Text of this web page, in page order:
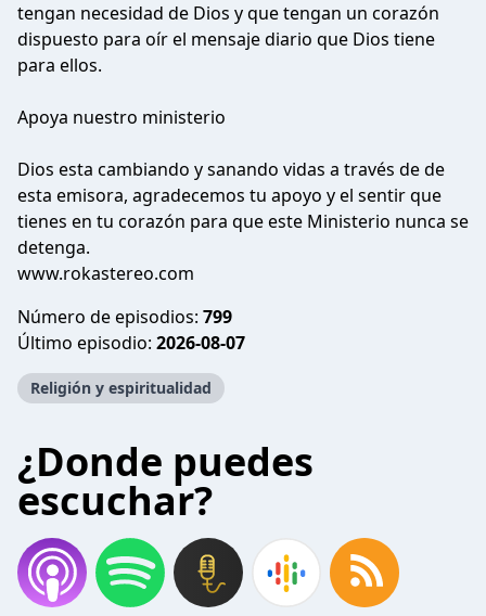
tengan necesidad de Dios y que tengan un corazón
dispuesto para oír el mensaje diario que Dios tiene
para ellos.
Apoya nuestro ministerio
Dios esta cambiando y sanando vidas a través de de
esta emisora, agradecemos tu apoyo y el sentir que
tienes en tu corazón para que este Ministerio nunca se
detenga.
www.rokastereo.com
Número de episodios: 799
Último episodio: 2026-08-07
Religión y espiritualidad
¿Donde puedes
escuchar?